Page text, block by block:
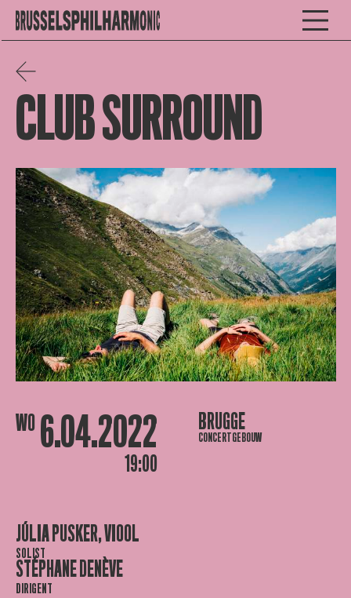
CLUB SURROUND
WO 6.04.2022
19:00
BRUGGE
CONCERTGEBOUW
JÚLIA PUSKER, VIOOL
SOLIST
STÉPHANE DENÈVE
DIRIGENT